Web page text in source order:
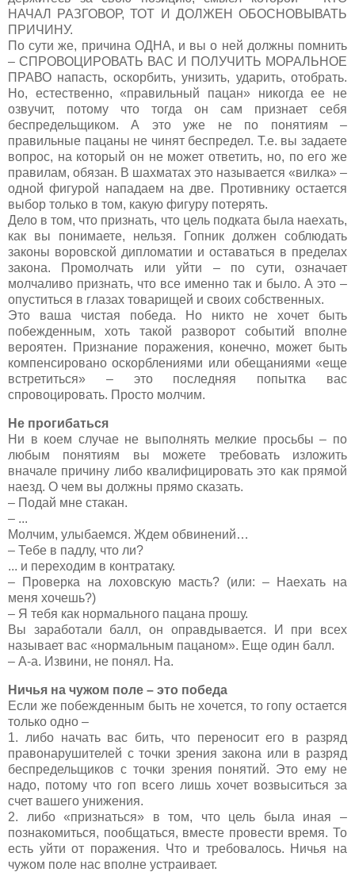
НАЧАЛ РАЗГОВОР, ТОТ И ДОЛЖЕН ОБОСНОВЫВАТЬ
ПРИЧИНУ.
По сути же, причина ОДНА, и вы о ней должны помнить
– СПРОВОЦИРОВАТЬ ВАС И ПОЛУЧИТЬ МОРАЛЬНОЕ
ПРАВО напасть, оскорбить, унизить, ударить, отобрать.
Но, естественно, «правильный пацан» никогда ее не
озвучит, потому что тогда он сам признает себя
беспредельщиком. А это уже не по понятиям –
правильные пацаны не чинят беспредел. Т.е. вы задаете
вопрос, на который он не может ответить, но, по его же
правилам, обязан. В шахматах это называется «вилка» –
одной фигурой нападаем на две. Противнику остается
выбор только в том, какую фигуру потерять.
Дело в том, что признать, что цель подката была наехать,
как вы понимаете, нельзя. Гопник должен соблюдать
законы воровской дипломатии и оставаться в пределах
закона. Промолчать или уйти – по сути, означает
молчаливо признать, что все именно так и было. А это –
опуститься в глазах товарищей и своих собственных.
Это ваша чистая победа. Но никто не хочет быть
побежденным, хоть такой разворот событий вполне
вероятен. Признание поражения, конечно, может быть
компенсировано оскорблениями или обещаниями «еще
встретиться» – это последняя попытка вас
спровоцировать. Просто молчим.
Не прогибаться
Ни в коем случае не выполнять мелкие просьбы – по
любым понятиям вы можете требовать изложить
вначале причину либо квалифицировать это как прямой
наезд. О чем вы должны прямо сказать.
– Подай мне стакан.
– ...
Молчим, улыбаемся. Ждем обвинений…
– Тебе в падлу, что ли?
... и переходим в контратаку.
– Проверка на лоховскую масть? (или: – Наехать на
меня хочешь?)
– Я тебя как нормального пацана прошу.
Вы заработали балл, он оправдывается. И при всех
называет вас «нормальным пацаном». Еще один балл.
– А-а. Извини, не понял. На.
Ничья на чужом поле – это победа
Если же побежденным быть не хочется, то гопу остается
только одно –
1. либо начать вас бить, что переносит его в разряд
правонарушителей с точки зрения закона или в разряд
беспредельщиков с точки зрения понятий. Это ему не
надо, потому что гоп всего лишь хочет возвыситься за
счет вашего унижения.
2. либо «признаться» в том, что цель была иная –
познакомиться, пообщаться, вместе провести время. То
есть уйти от поражения. Что и требовалось. Ничья на
чужом поле нас вполне устраивает.